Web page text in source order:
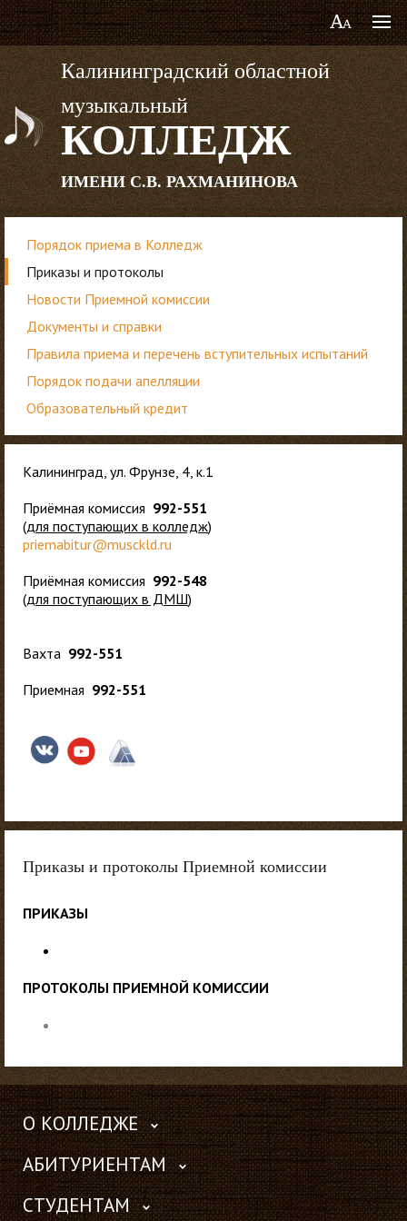
Калининградский областной
музыкальный
КОЛЛЕДЖ
ИМЕНИ С.В. РАХМАНИНОВА
Порядок приема в Колледж
Приказы и протоколы
Новости Приемной комиссии
Документы и справки
Правила приема и перечень вступительных испытаний
Порядок подачи апелляции
Образовательный кредит
Калининград, ул. Фрунзе, 4, к.1
Приёмная комиссия 992-551
(для поступающих в колледж)
priemabitur@musckld.ru
Приёмная комиссия 992-548
(для поступающих в ДМШ)
Вахта 992-551
Приемная 992-551
Приказы и протоколы Приемной комиссии
ПРИКАЗЫ
ПРОТОКОЛЫ ПРИЕМНОЙ КОМИССИИ
О КОЛЛЕДЖЕ
АБИТУРИЕНТАМ
СТУДЕНТАМ